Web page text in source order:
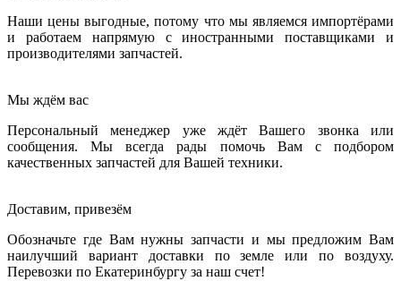
Наши цены выгодные, потому что мы являемся импортёрами
и работаем напрямую с иностранными поставщиками и
производителями запчастей.
Мы ждём вас
Персональный менеджер уже ждёт Вашего звонка или
сообщения. Мы всегда рады помочь Вам с подбором
качественных запчастей для Вашей техники.
Доставим, привезём
Обозначьте где Вам нужны запчасти и мы предложим Вам
наилучший вариант доставки по земле или по воздуху.
Перевозки по Екатеринбургу за наш счет!